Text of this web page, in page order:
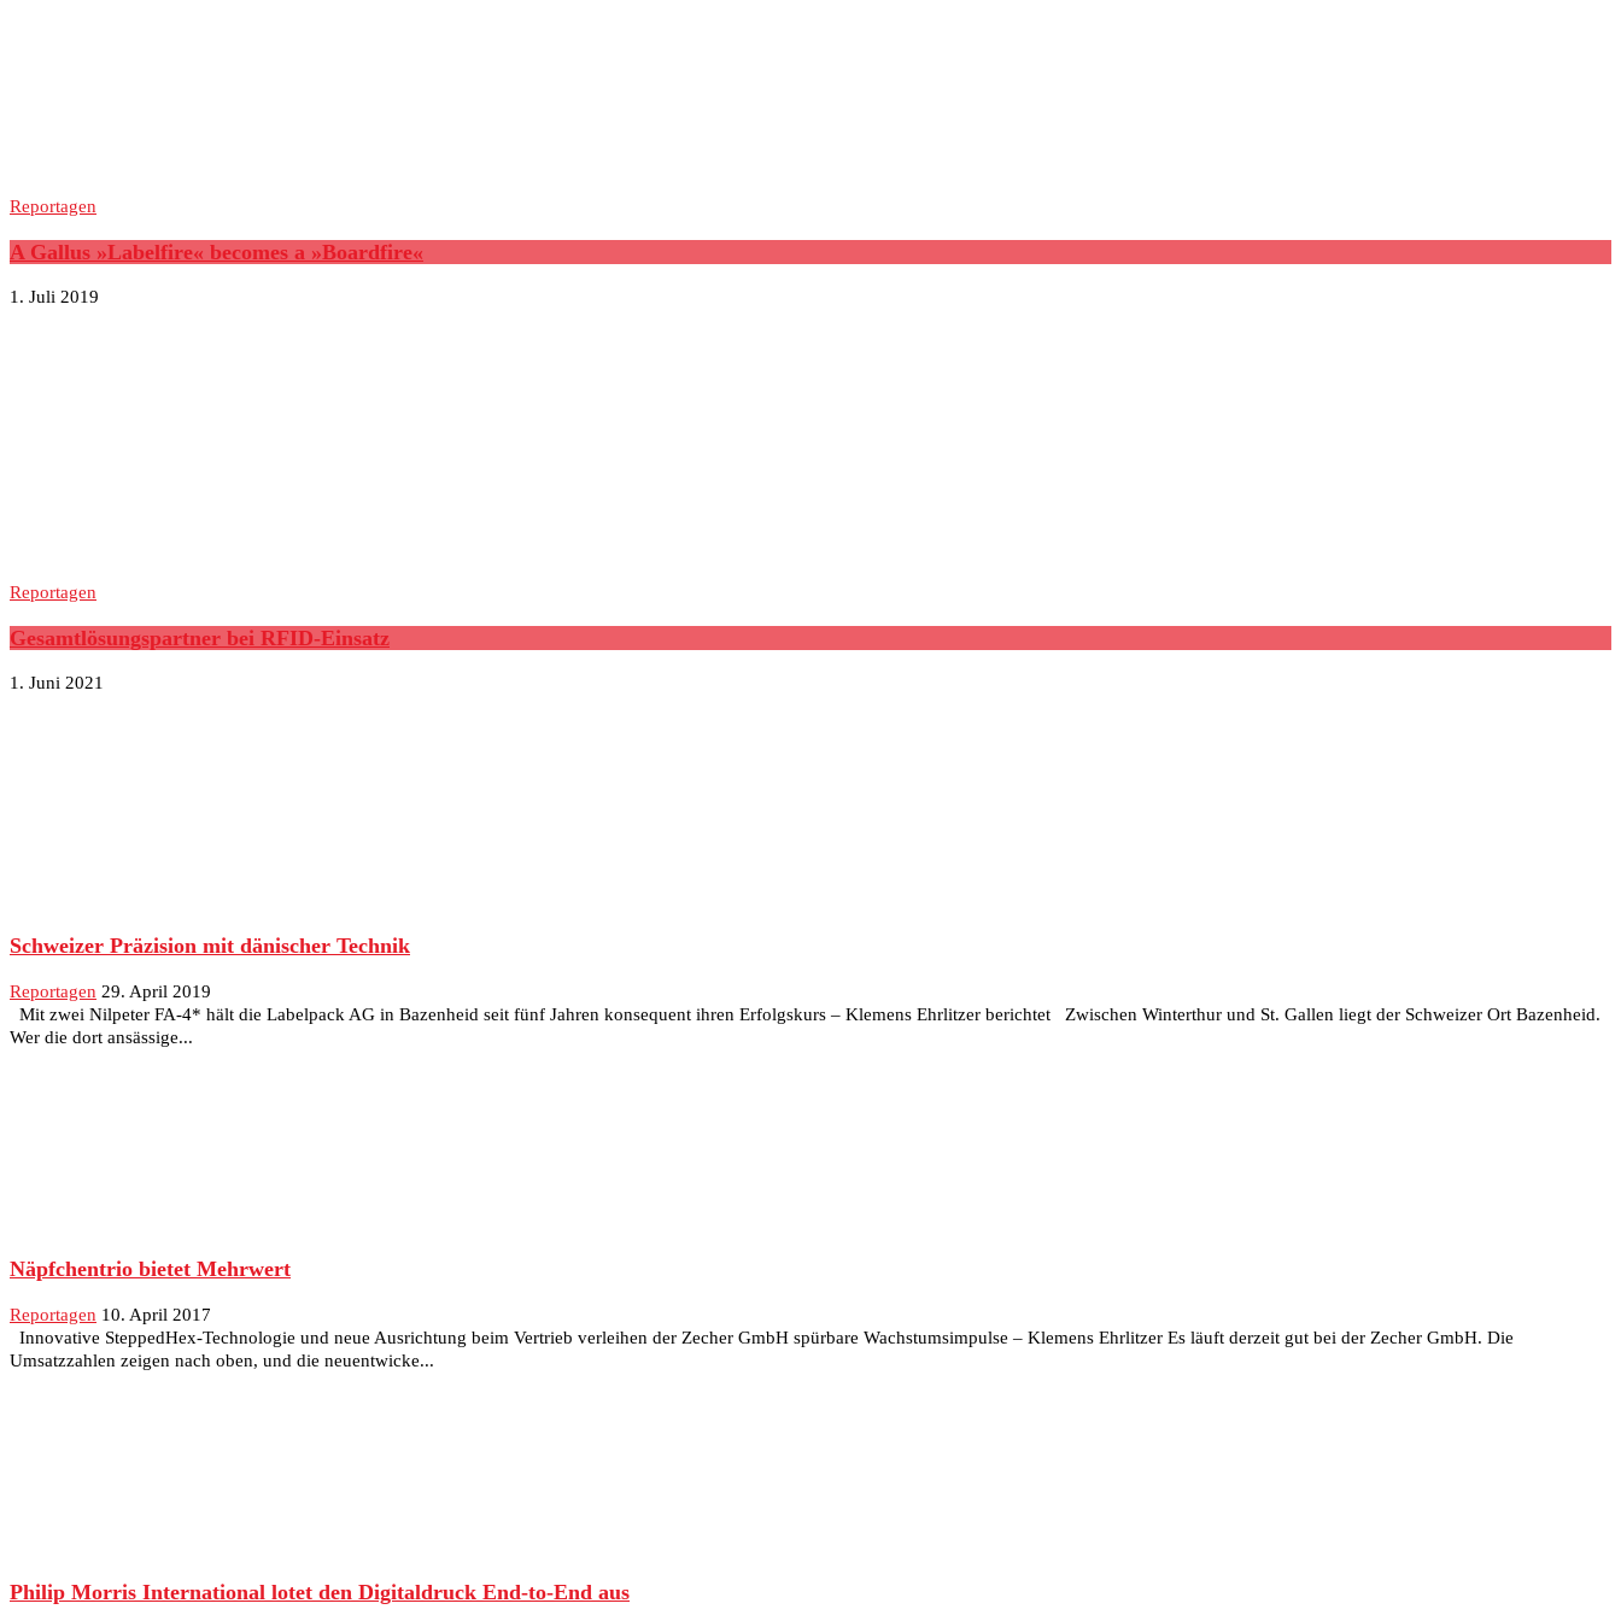
Reportagen
A Gallus »Labelfire« becomes a »Boardfire«
1. Juli 2019
Reportagen
Gesamtlösungspartner bei RFID-Einsatz
1. Juni 2021
Schweizer Präzision mit dänischer Technik
Reportagen 29. April 2019
Mit zwei Nilpeter FA-4* hält die Labelpack AG in Bazenheid seit fünf Jahren konsequent ihren Erfolgskurs – Klemens Ehrlitzer berichtet Zwischen Winterthur und St. Gallen liegt der Schweizer Ort Bazenheid.
Wer die dort ansässige...
Näpfchentrio bietet Mehrwert
Reportagen 10. April 2017
Innovative SteppedHex-Technologie und neue Ausrichtung beim Vertrieb verleihen der Zecher GmbH spürbare Wachstumsimpulse – Klemens Ehrlitzer Es läuft derzeit gut bei der Zecher GmbH. Die
Umsatzzahlen zeigen nach oben, und die neuentwicke...
Philip Morris International lotet den Digitaldruck End-to-End aus